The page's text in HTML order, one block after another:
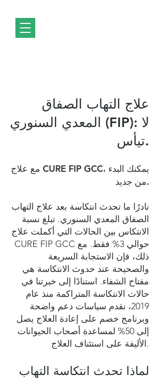
علاج التهاب الصفاق
المعدي السنوري (FIP): لا
تيأس.
مع علاج CURE FIP GCC، يمكنك البدء
من جديد.
نادرًا ما تحدث انتكاسة بعد علاج التهاب
الصفاق المعدي السنوري. تبلغ نسبة
الانتكاس بين الحالات التي أكملت علاج
CURE FIP GCC حوالي 3% فقط. مع
ذلك، فإن الاستجابة السريعة
والصحيحة عند حدوث الانتكاسة هي
مفتاح الشفاء. استنادًا إلى خبرتنا في
حالات الانتكاسة المتراكمة منذ عام
2019، نقدم سياسات دعم واضحة
وبرنامج خصم على إعادة العلاج يصل
إلى 50% لمساعدة أصحاب الحيوانات
الأليفة على استئناف العلاج.
لماذا تحدث انتكاسة التهاب